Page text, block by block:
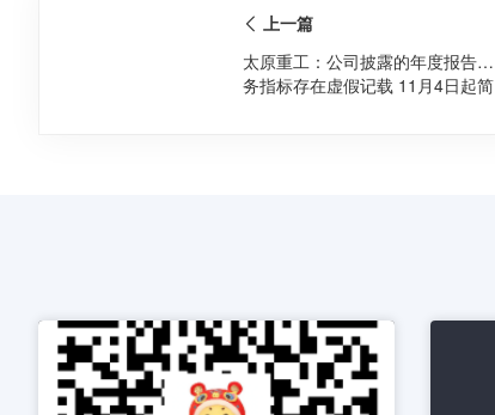
上一篇
太原重工：公司披露的年度报告财
务指标存在虚假记载 11月4日起简